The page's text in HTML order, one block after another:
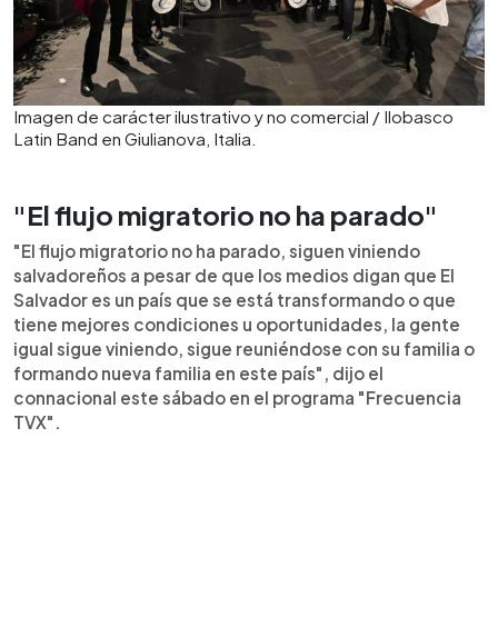
Imagen de carácter ilustrativo y no comercial / Ilobasco
Latin Band en Giulianova, Italia.
"El flujo migratorio no ha parado"
"El flujo migratorio no ha parado, siguen viniendo
salvadoreños a pesar de que los medios digan que El
Salvador es un país que se está transformando o que
tiene mejores condiciones u oportunidades, la gente
igual sigue viniendo, sigue reuniéndose con su familia o
formando nueva familia en este país", dijo el
connacional este sábado en el programa "Frecuencia
TVX".